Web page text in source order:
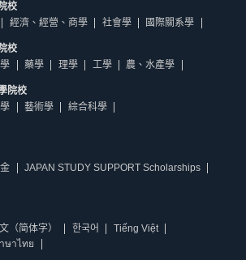
校
經濟、經營、商學 社會學 國際關系學
校
藥學 理學 工學 農、水產學
院校
藝術學 綜合科學
JAPAN STUDY SUPPORT Scholarships
（简体字） 한국어
Tiếng Việt
ษาไทย